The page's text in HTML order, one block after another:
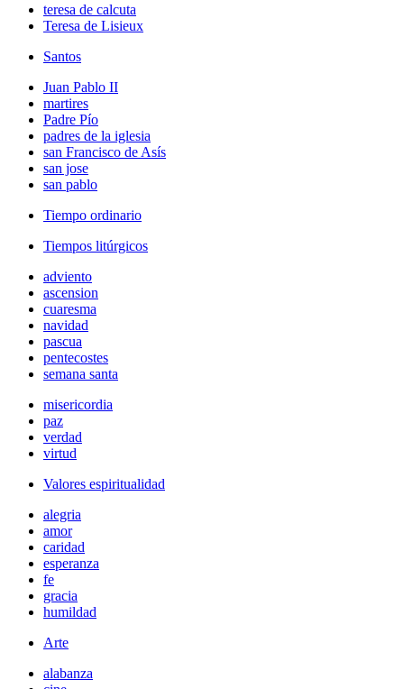
teresa de calcuta
Teresa de Lisieux
Santos
Juan Pablo II
martires
Padre Pío
padres de la iglesia
san Francisco de Asís
san jose
san pablo
Tiempo ordinario
Tiempos litúrgicos
adviento
ascension
cuaresma
navidad
pascua
pentecostes
semana santa
misericordia
paz
verdad
virtud
Valores espiritualidad
alegria
amor
caridad
esperanza
fe
gracia
humildad
Arte
alabanza